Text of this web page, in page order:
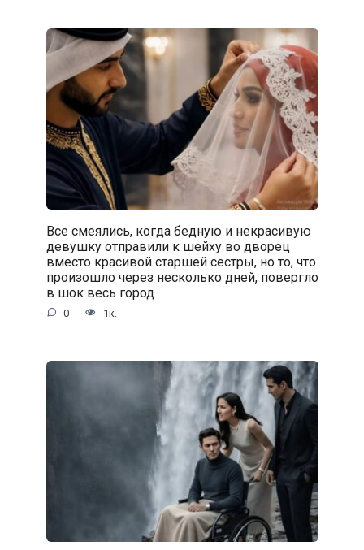
Все смеялись, когда бедную и некрасивую
девушку отправили к шейху во дворец
вместо красивой старшей сестры, но то, что
произошло через несколько дней, повергло
в шок весь город
0 1к.